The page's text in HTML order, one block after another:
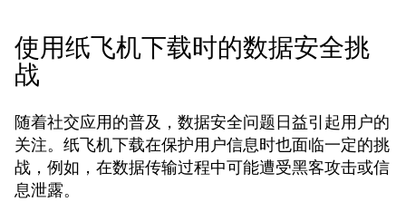
使用纸飞机下载时的数据安全挑
战
随着社交应用的普及，数据安全问题日益引起用户的
关注。纸飞机下载在保护用户信息时也面临一定的挑
战，例如，在数据传输过程中可能遭受黑客攻击或信
息泄露。